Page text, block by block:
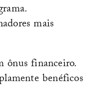
mais
ônus financeiro.
benéficos